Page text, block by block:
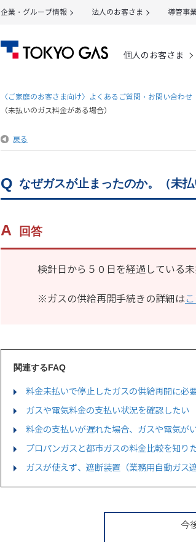
企業・グループ情報 法人のお客さま 導管事
個人のお客さま
〈ご家庭のお客さま向け〉よくあるご質問・お問い合わせ
（未払いのガス料金がある場合）
戻る
なぜガスが止まったのか。（未払
回答
検針日から５０日を経過している
※ガスの供給再開手続きの詳細は
関連するFAQ
料金未払いで停止したガスの供給再開に必
ガスや電気料金の支払い状況を確認したい
料金の支払いが遅れた場合、ガスや電気が
プロパンガスと都市ガスの料金比較を知りた
ガスが使えず、遮断装置（業務用自動ガス
今